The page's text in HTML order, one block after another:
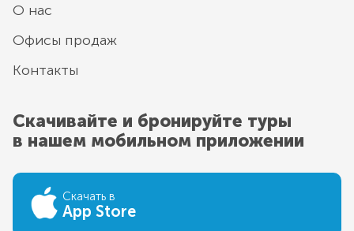
О нас
Офисы продаж
Контакты
Скачивайте и бронируйте туры
в нашем мобильном приложении
Скачать в
App Store